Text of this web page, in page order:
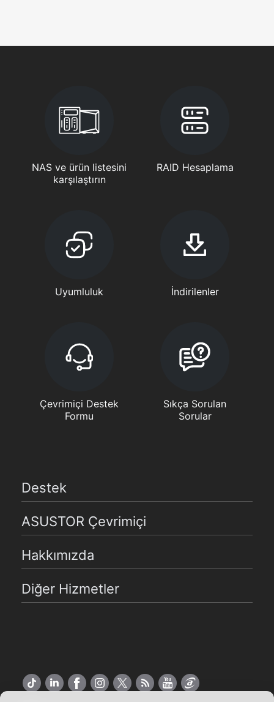
NAS ve ürün listesini
karşılaştırın
RAID Hesaplama
Uyumluluk İndirilenler
Çevrimiçi Destek
Formu
Sıkça Sorulan
Sorular
Destek
ASUSTOR Çevrimiçi
Hakkımızda
Diğer Hizmetler